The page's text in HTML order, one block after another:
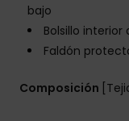
bajo
Bolsillo
Faldón
Composición